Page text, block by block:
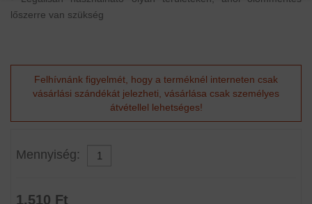
lőszerre van szükség
Felhívnánk figyelmét, hogy a terméknél interneten csak
vásárlási szándékát jelezheti, vásárlása csak személyes
átvétellel lehetséges!
Mennyiség:
1.510 Ft